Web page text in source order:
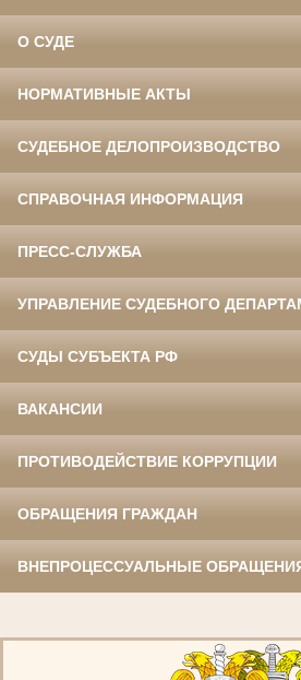
О СУДЕ
НОРМАТИВНЫЕ АКТЫ
СУДЕБНОЕ ДЕЛОПРОИЗВОДСТВО
СПРАВОЧНАЯ ИНФОРМАЦИЯ
ПРЕСС-СЛУЖБА
УПРАВЛЕНИЕ СУДЕБНОГО
СУДЫ СУБЪЕКТА РФ
ВАКАНСИИ
ПРОТИВОДЕЙСТВИЕ КОРРУПЦИИ
ОБРАЩЕНИЯ ГРАЖДАН
ВНЕПРОЦЕССУАЛЬНЫЕ